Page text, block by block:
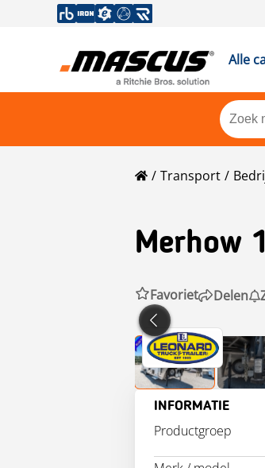
Alle
Transport
Merhow
Favoriet
Delen
INFORMATIE
Productgroep